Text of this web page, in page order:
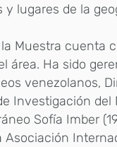
y lugares de la
Muestra cuenta
área. Ha sido
venezolanos,
Investigación del
Sofía Imber
Asociación